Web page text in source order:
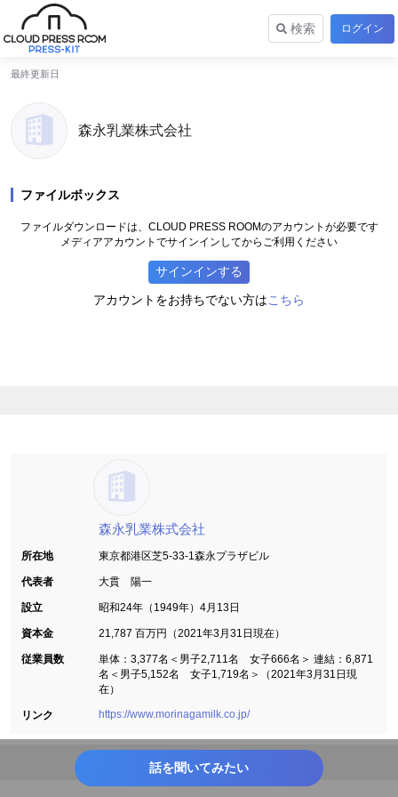
検索 ログイン
最終更新日
森永乳業株式会社
ファイルボックス
ファイルダウンロードは、CLOUD PRESS ROOMのアカウントが必要です
メディアアカウントでサインインしてからご利用ください
サインインする
アカウントをお持ちでない方はこちら
話を聞いてみたい
森永乳業株式会社
所在地 東京都港区芝5-33-1森永プラザビル
代表者 大貫 陽一
設立 昭和24年（1949年）4月13日
資本金 21,787 百万円（2021年3月31日現在）
従業員数
単体：3,377名＜男子2,711名 女子666名＞ 連結：6,871
名＜男子5,152名 女子1,719名＞（2021年3月31日現
在）
リンク https://www.morinagamilk.co.jp/